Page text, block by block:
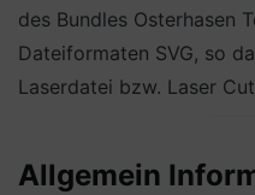
des Bundles Osterhasen
Dateiformaten SVG, so
Laserdatei bzw. Laser
Allgemein